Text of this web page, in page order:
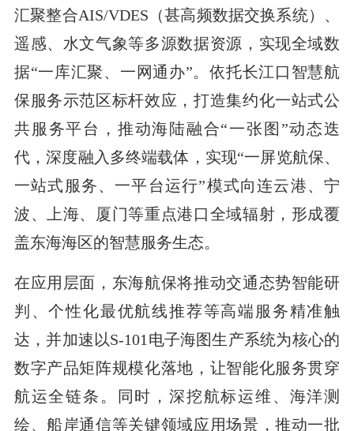
汇聚整合AIS/VDES（甚高频数据交换系统）、
遥感、水文气象等多源数据资源，实现全域数
据“一库汇聚、一网通办”。依托长江口智慧航
保服务示范区标杆效应，打造集约化一站式公
共服务平台，推动海陆融合“一张图”动态迭
代，深度融入多终端载体，实现“一屏览航保、
一站式服务、一平台运行”模式向连云港、宁
波、上海、厦门等重点港口全域辐射，形成覆
盖东海海区的智慧服务生态。
在应用层面，东海航保将推动交通态势智能研
判、个性化最优航线推荐等高端服务精准触
达，并加速以S-101电子海图生产系统为核心的
数字产品矩阵规模化落地，让智能化服务贯穿
航运全链条。同时，深挖航标运维、海洋测
绘、船岸通信等关键领域应用场景，推动一批